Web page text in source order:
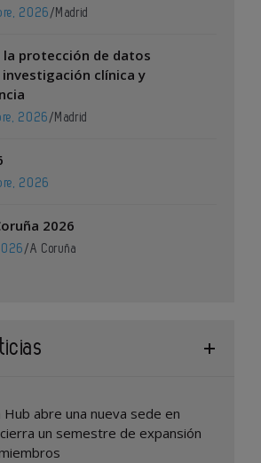
2026 / Madrid
la protección de datos
clínica y
2026 / Madrid
2026
2026
/A Coruña
abre una nueva sede en
un semestre de expansión